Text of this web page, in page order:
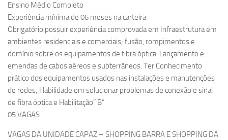
Ensino Médio Completo
Experiência mínima de 06 meses na carteira
Obrigatório possuir experiência comprovada em Infraestrutura em
ambientes residenciais e comerciais; fusão, rompimentos e
domínio sobre os equipamentos de fibra óptica. Lançamento e
emendas de cabos aéreos e subterrâneos. Ter Conhecimento
prático dos equipamentos usados nas instalações e manutenções
de redes; Habilidade em solucionar problemas de conexão e sinal
de fibra óptica e Habilitação” B”
05 VAGAS
VAGAS DA UNIDADE CAPAZ – SHOPPING BARRA E SHOPPING DA